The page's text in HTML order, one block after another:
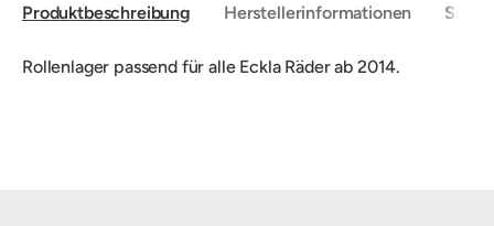
Produktbeschreibung Herstellerinformationen
Rollenlager passend für alle Eckla Räder ab 2014.